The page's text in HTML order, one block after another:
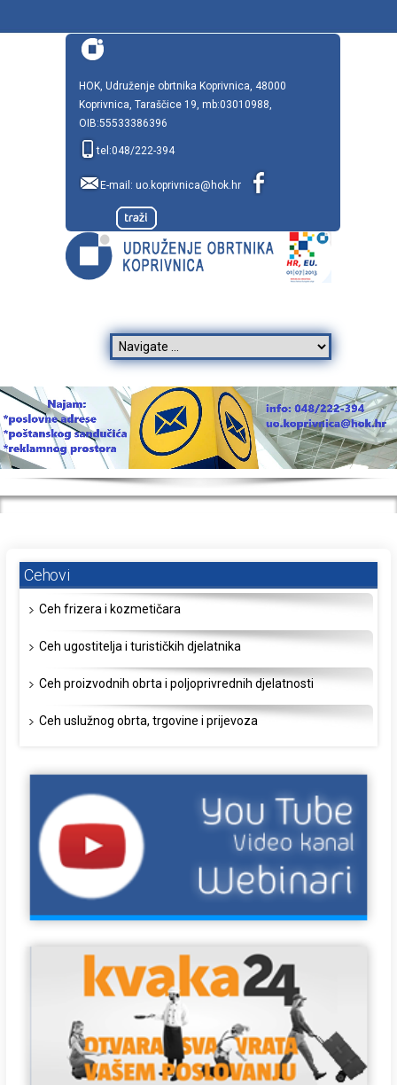
HOK, Udruženje obrtnika Koprivnica, 48000
Koprivnica, Taraščice 19, mb:03010988,
OIB:55533386396
tel:048/222-394
E-mail: uo.koprivnica@hok.hr
Cehovi
Ceh frizera i kozmetičara
Ceh ugostitelja i turističkih djelatnika
Ceh proizvodnih obrta i poljoprivrednih djelatnosti
Ceh uslužnog obrta, trgovine i prijevoza